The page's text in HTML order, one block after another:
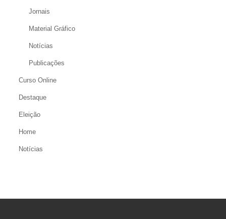
Jornais
Material Gráfico
Notícias
Publicações
Curso Online
Destaque
Eleição
Home
Notícias